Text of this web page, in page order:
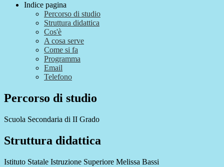
Indice pagina
Percorso di studio
Struttura didattica
Cos'è
A cosa serve
Come si fa
Programma
Email
Telefono
Percorso di studio
Scuola Secondaria di II Grado
Struttura didattica
Istituto Statale Istruzione Superiore Melissa Bassi